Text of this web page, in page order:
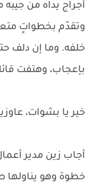
أجراج يداه من
وتقدّم بخطواتٍ
خلفه. وما إن دلف
بإعجاب، وهتفت
خير يا بشوات،
أجاب زين مدير
خطوة وهو يناولها